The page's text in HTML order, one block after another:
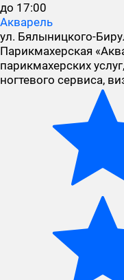
до 17:00
Акварель
ул. Бялыницкого-
Парикмахерская
парикмахерских
ногтевого сервиса,